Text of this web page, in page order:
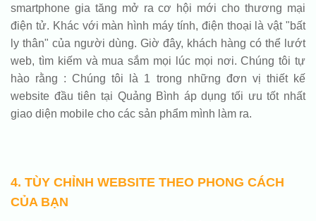
smartphone gia tăng mở ra cơ hội mới cho thương mại
điện tử. Khác với màn hình máy tính, điện thoại là vật "bất
ly thân" của người dùng. Giờ đây, khách hàng có thể lướt
web, tìm kiếm và mua sắm mọi lúc mọi nơi. Chúng tôi tự
hào rằng : Chúng tôi là 1 trong những đơn vị thiết kế
website đầu tiên tại Quảng Bình áp dụng tối ưu tốt nhất
giao diện mobile cho các sản phẩm mình làm ra.
4. TÙY CHỈNH WEBSITE THEO PHONG CÁCH
CỦA BẠN